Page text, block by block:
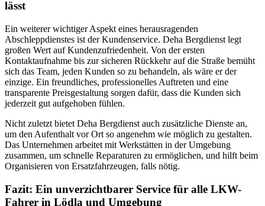
lässt
Ein weiterer wichtiger Aspekt eines herausragenden
Abschleppdienstes ist der Kundenservice. Deha Bergdienst legt
großen Wert auf Kundenzufriedenheit. Von der ersten
Kontaktaufnahme bis zur sicheren Rückkehr auf die Straße bemüht
sich das Team, jeden Kunden so zu behandeln, als wäre er der
einzige. Ein freundliches, professionelles Auftreten und eine
transparente Preisgestaltung sorgen dafür, dass die Kunden sich
jederzeit gut aufgehoben fühlen.
Nicht zuletzt bietet Deha Bergdienst auch zusätzliche Dienste an,
um den Aufenthalt vor Ort so angenehm wie möglich zu gestalten.
Das Unternehmen arbeitet mit Werkstätten in der Umgebung
zusammen, um schnelle Reparaturen zu ermöglichen, und hilft beim
Organisieren von Ersatzfahrzeugen, falls nötig.
Fazit: Ein unverzichtbarer Service für alle LKW-
Fahrer in Lödla und Umgebung